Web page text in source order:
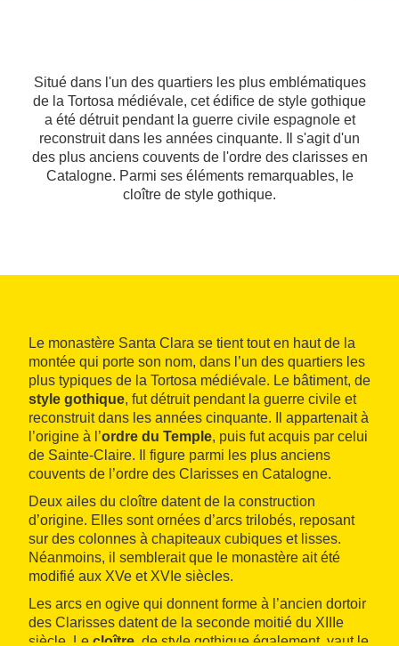
Situé dans l'un des quartiers les plus emblématiques
de la Tortosa médiévale, cet édifice de style gothique
a été détruit pendant la guerre civile espagnole et
reconstruit dans les années cinquante. Il s'agit d'un
des plus anciens couvents de l'ordre des clarisses en
Catalogne. Parmi ses éléments remarquables, le
cloître de style gothique.
Le monastère Santa Clara se tient tout en haut de la
montée qui porte son nom, dans l’un des quartiers les
plus typiques de la Tortosa médiévale. Le bâtiment, de
style gothique, fut détruit pendant la guerre civile et
reconstruit dans les années cinquante. Il appartenait à
l’origine à l’ordre du Temple, puis fut acquis par celui
de Sainte-Claire. Il figure parmi les plus anciens
couvents de l’ordre des Clarisses en Catalogne.
Deux ailes du cloître datent de la construction
d’origine. Elles sont ornées d’arcs trilobés, reposant
sur des colonnes à chapiteaux cubiques et lisses.
Néanmoins, il semblerait que le monastère ait été
modifié aux XVe et XVIe siècles.
Les arcs en ogive qui donnent forme à l’ancien dortoir
des Clarisses datent de la seconde moitié du XIIIe
siècle. Le cloître , de style gothique également, vaut le